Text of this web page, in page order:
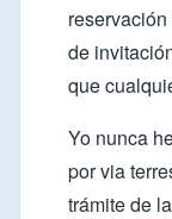
de
que
Yo nunca
por via
trámite de